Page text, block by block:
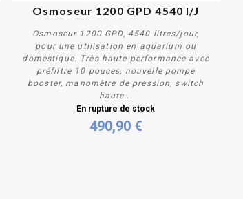
Plus de détails
Osmoseur 1200 GPD 4540 l/J
Osmoseur 1200 GPD, 4540 litres/jour,
pour une utilisation en aquarium ou
domestique. Très haute performance avec
préfiltre 10 pouces, nouvelle pompe
booster, manomètre de pression, switch
haute...
En rupture de stock
490,90 €